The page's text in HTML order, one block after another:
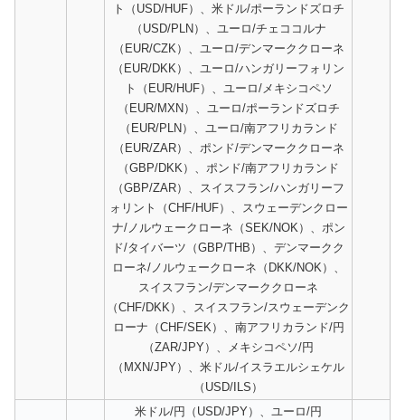
ト（USD/HUF）、米ドル/ポーランドズロチ
（USD/PLN）、ユーロ/チェココルナ
（EUR/CZK）、ユーロ/デンマーククローネ
（EUR/DKK）、ユーロ/ハンガリーフォリン
ト（EUR/HUF）、ユーロ/メキシコペソ
（EUR/MXN）、ユーロ/ポーランドズロチ
（EUR/PLN）、ユーロ/南アフリカランド
（EUR/ZAR）、ポンド/デンマーククローネ
（GBP/DKK）、ポンド/南アフリカランド
（GBP/ZAR）、スイスフラン/ハンガリーフ
ォリント（CHF/HUF）、スウェーデンクロー
ナ/ノルウェークローネ（SEK/NOK）、ポン
ド/タイバーツ（GBP/THB）、デンマークク
ローネ/ノルウェークローネ（DKK/NOK）、
スイスフラン/デンマーククローネ
（CHF/DKK）、スイスフラン/スウェーデンク
ローナ（CHF/SEK）、南アフリカランド/円
（ZAR/JPY）、メキシコペソ/円
（MXN/JPY）、米ドル/イスラエルシェケル
（USD/ILS）
米ドル/円（USD/JPY）、ユーロ/円